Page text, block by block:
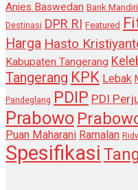
Anies Baswedan Bank Mandiri
Destinasi DPR RI Featured
Harga Hasto
Kabupaten Tangerang
Tangerang KPK Lebak
Pandeglang PDIP PDI
Prabowo
Puan Maharani Ramalan
Spesifikasi